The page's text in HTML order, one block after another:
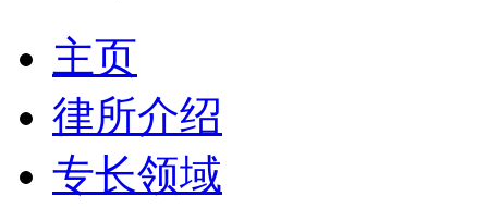
主页
律所介绍
专长领域